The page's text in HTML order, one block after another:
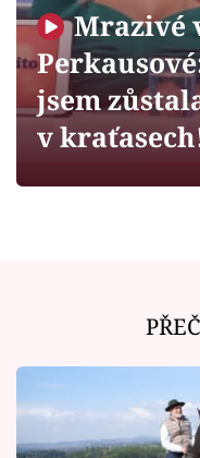
Sledujte prima+
Filmový
Sledujte nás
Mrazivé
jsem
v